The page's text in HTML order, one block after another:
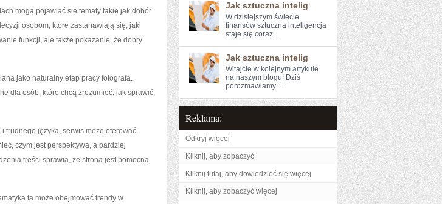
mogą pojawiać się tematy takie jak dobór
osobom, które zastanawiają się, jaki
funkcji, ale także pokazanie, że dobry
jako naturalny etap pracy fotografa.
dla osób, które chcą zrozumieć, jak sprawić,
trudnego języka, serwis może oferować
czym jest perspektywa, a bardziej
treści sprawia, że strona jest pomocna
ta może obejmować trendy w
Jak sztuczna intelig
W dzisiejszym świecie
finansów sztuczna inteligencja
staje się coraz ...
Jak sztuczna intelig
Witajcie w ⁢kolejnym artykule
na naszym blogu! Dziś
porozmawiamy ...
Reklama:
Odkryj więcej
Kliknij, aby zobaczyć
Kliknij tutaj, aby dowiedzieć się więcej
Kliknij, aby zobaczyć więcej